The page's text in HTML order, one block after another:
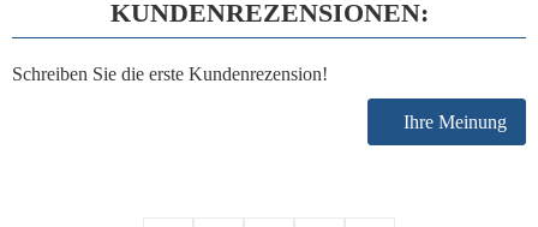
KUNDENREZENSIONEN:
Schreiben Sie die erste Kundenrezension!
Ihre Meinung